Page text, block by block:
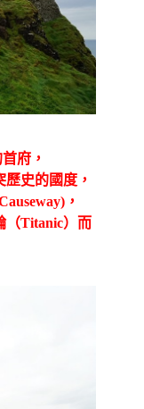
府，
史的國度，
，
（Titanic）而